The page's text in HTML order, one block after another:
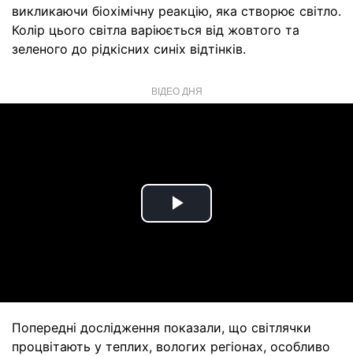
викликаючи біохімічну реакцію, яка створює світло.
Колір цього світла варіюється від жовтого та
зеленого до рідкісних синіх відтінків.
ВІДЕО ДНЯ
Play
Попередні дослідження показали, що світлячки
процвітають у теплих, вологих регіонах, особливо